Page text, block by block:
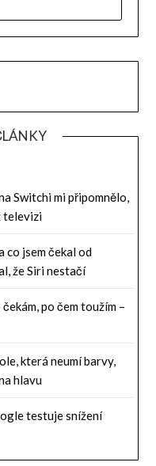
Switchi mi připomnělo,
televizi
co jsem čekal od
že Siri nestačí
po čem toužím –
která neumí barvy,
hlavu
testuje snížení